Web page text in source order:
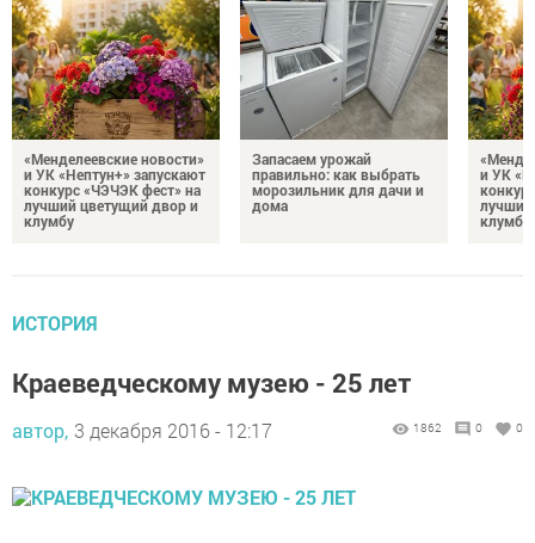
«Менделеевские новости»
и УК «Нептун+» запускают
конкурс «ЧЭЧЭК фест» на
лучший цветущий двор и
клумбу
Запасаем урожай
правильно: как выбрать
морозильник для дачи и
дома
и УК
лучший
клумбу
ИСТОРИЯ
Краеведческому музею - 25 лет
автор, 3 декабря 2016 - 12:17 1862 0 0